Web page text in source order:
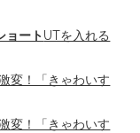
ョートUTを入れる
変！「きゃわいす
変！「きゃわいす